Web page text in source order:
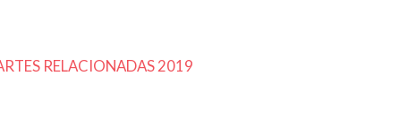
RELACIONADAS 2019